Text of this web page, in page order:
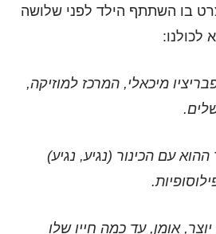
בו השתתף הילד לפני שלושה
לכולנו:
מיכאלי, המרכז למוזיקה,
עם הכינור (נגיע, נגיע)
אומן, עד כמה חייו שלו